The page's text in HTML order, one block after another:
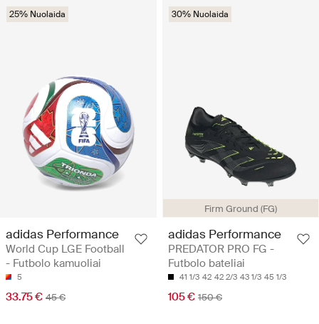
25% Nuolaida
adidas Performance
World Cup LGE Football
- Futbolo kamuoliai
5
33.75 € 45 €
Firm Ground (FG)
30% Nuolaida
adidas Performance
PREDATOR PRO FG -
Futbolo bateliai
41 1/3 42 42 2/3 43 1/3 45 1/3
105 € 150 €